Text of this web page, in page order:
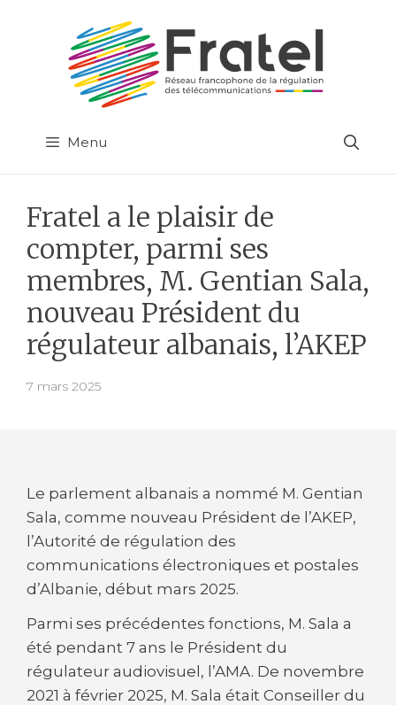
Menu
Fratel a le plaisir de
compter, parmi ses
membres, M. Gentian Sala,
nouveau Président du
régulateur albanais, l’AKEP
7 mars 2025
Le parlement albanais a nommé M. Gentian
Sala, comme nouveau Président de l’AKEP,
l’Autorité de régulation des
communications électroniques et postales
d’Albanie, début mars 2025.
Parmi ses précédentes fonctions, M. Sala a
été pendant 7 ans le Président du
régulateur audiovisuel, l’AMA. De novembre
2021 à février 2025, M. Sala était Conseiller du